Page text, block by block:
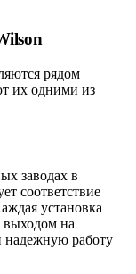
рядом
их одними из
заводах в
соответствие
установка
выходом на
надежную работу